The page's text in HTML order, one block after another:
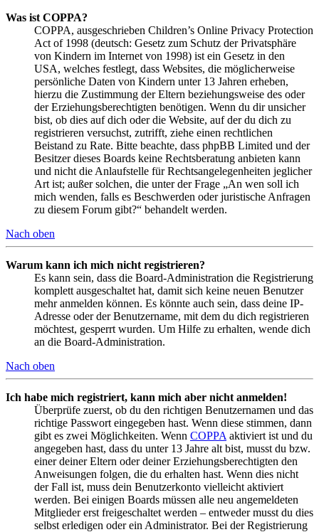
Was ist COPPA?
COPPA, ausgeschrieben Children’s Online Privacy Protection
Act of 1998 (deutsch: Gesetz zum Schutz der Privatsphäre
von Kindern im Internet von 1998) ist ein Gesetz in den
USA, welches festlegt, dass Websites, die möglicherweise
persönliche Daten von Kindern unter 13 Jahren erheben,
hierzu die Zustimmung der Eltern beziehungsweise des oder
der Erziehungsberechtigten benötigen. Wenn du dir unsicher
bist, ob dies auf dich oder die Website, auf der du dich zu
registrieren versuchst, zutrifft, ziehe einen rechtlichen
Beistand zu Rate. Bitte beachte, dass phpBB Limited und der
Besitzer dieses Boards keine Rechtsberatung anbieten kann
und nicht die Anlaufstelle für Rechtsangelegenheiten jeglicher
Art ist; außer solchen, die unter der Frage „An wen soll ich
mich wenden, falls es Beschwerden oder juristische Anfragen
zu diesem Forum gibt?“ behandelt werden.
Nach oben
Warum kann ich mich nicht registrieren?
Es kann sein, dass die Board-Administration die Registrierung
komplett ausgeschaltet hat, damit sich keine neuen Benutzer
mehr anmelden können. Es könnte auch sein, dass deine IP-
Adresse oder der Benutzername, mit dem du dich registrieren
möchtest, gesperrt wurden. Um Hilfe zu erhalten, wende dich
an die Board-Administration.
Nach oben
Ich habe mich registriert, kann mich aber nicht anmelden!
Überprüfe zuerst, ob du den richtigen Benutzernamen und das
richtige Passwort eingegeben hast. Wenn diese stimmen, dann
gibt es zwei Möglichkeiten. Wenn COPPA aktiviert ist und du
angegeben hast, dass du unter 13 Jahre alt bist, musst du bzw.
einer deiner Eltern oder deiner Erziehungsberechtigten den
Anweisungen folgen, die du erhalten hast. Wenn dies nicht
der Fall ist, muss dein Benutzerkonto vielleicht aktiviert
werden. Bei einigen Boards müssen alle neu angemeldeten
Mitglieder erst freigeschaltet werden – entweder musst du dies
selbst erledigen oder ein Administrator. Bei der Registrierung